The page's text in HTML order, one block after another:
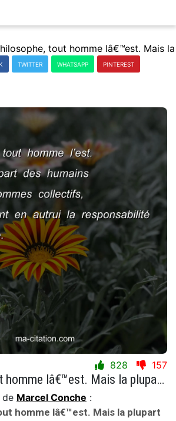
TWITTER WHATSAPP PINTEREST
828 157
Philosophe, tout homme lâ€™est. Mais la plupart des humains sont des hommes collectifs, qui abdiquent en autrui la responsabilitÃ© de leur Ãªtre.
de Marcel Conche :
homme lâ€™est. Mais la plupart